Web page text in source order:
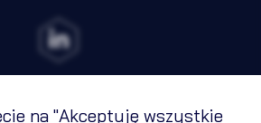
na "Akceptuję wszystkie